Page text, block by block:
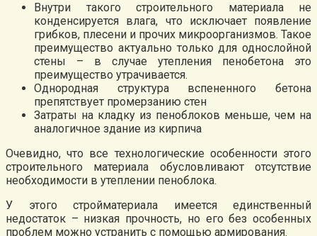
Внутри такого строительного материала не
конденсируется влага, что исключает появление
грибков, плесени и прочих микроорганизмов. Такое
преимущество актуально только для однослойной
стены – в случае утепления пенобетона это
преимущество утрачивается.
Однородная структура вспененного бетона
препятствует промерзанию стен
Затраты на кладку из пеноблоков меньше, чем на
аналогичное здание из кирпича
Очевидно, что все технологические особенности этого
строительного материала обусловливают отсутствие
необходимости в утеплении пеноблока.
У этого стройматериала имеется единственный
недостаток – низкая прочность, но его без особенных
проблем можно устранить с помощью армирования.